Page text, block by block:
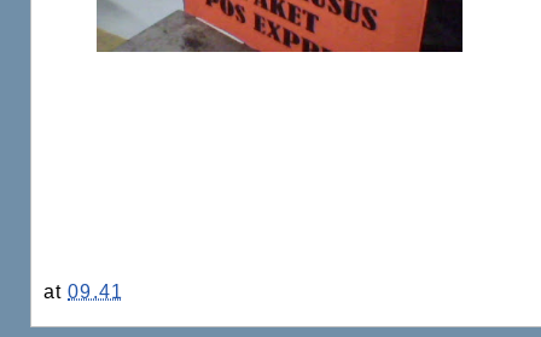
at09.41